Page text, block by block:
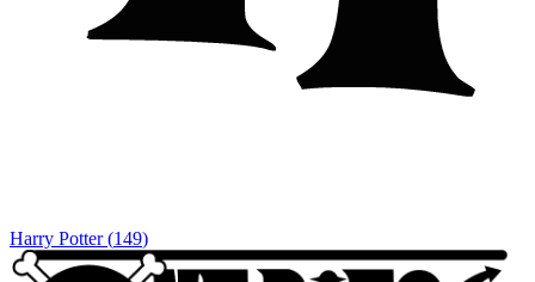
Harry Potter (149)